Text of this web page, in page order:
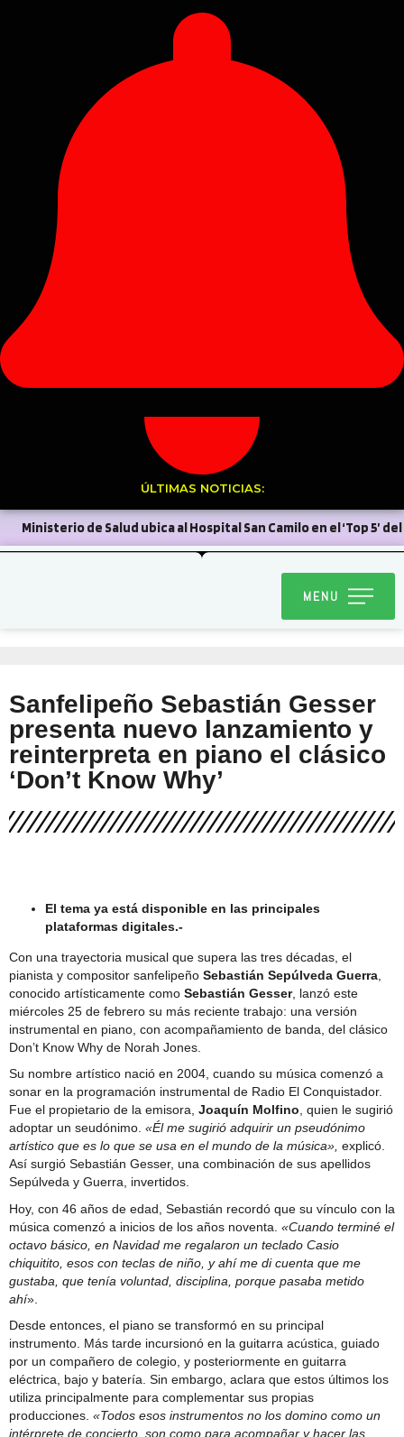
ÚLTIMAS NOTICIAS:
Ministerio de Salud ubica al Hospital San Camilo en el ‘Top 5’ del
Stardance del Liceo Corina Urbina
clasifica al Latinoamericano de Dance World Cup en Argentina
Chilquinta tras problemas a raíz del sistema frontal
Sin dar pelea Unión San Felipe se inclinó por la mínima ante la
Universidad de Chile Delegación Provincial encabeza
Comité Policial junto a Carabineros y PDI
MENU
Sanfelipeño Sebastián Gesser
presenta nuevo lanzamiento y
reinterpreta en piano el clásico
‘Don’t Know Why’
El tema ya está disponible en las principales
plataformas digitales.-
Con una trayectoria musical que supera las tres décadas, el
pianista y compositor sanfelipeño Sebastián Sepúlveda Guerra
conocido artísticamente como Sebastián Gesser, lanzó este
miércoles 25 de febrero su más reciente trabajo: una versión
instrumental en piano, con acompañamiento de banda, del clásico
Don’t Know Why de Norah Jones.
Su nombre artístico nació en 2004, cuando su música comenzó a
sonar en la programación instrumental de Radio El Conquistador.
Fue el propietario de la emisora, Joaquín Molfino, quien le sugirió
adoptar un seudónimo. «Él me sugirió adquirir un pseudónimo
artístico que es lo que se usa en el mundo de la música», explicó.
Así surgió Sebastián Gesser, una combinación de sus apellidos
Sepúlveda y Guerra, invertidos.
Hoy, con 46 años de edad, Sebastián recordó que su vínculo con la
música comenzó a inicios de los años noventa. «Cuando terminé el
octavo básico, en Navidad me regalaron un teclado Casio
chiquitito, esos con teclas de niño, y ahí me di cuenta que me
gustaba, que tenía voluntad, disciplina, porque pasaba metido
ahí».
Desde entonces, el piano se transformó en su principal
instrumento. Más tarde incursionó en la guitarra acústica, guiado
por un compañero de colegio, y posteriormente en guitarra
eléctrica, bajo y batería. Sin embargo, aclara que estos últimos los
utiliza principalmente para complementar sus propias
producciones. «Todos esos instrumentos no los domino como un
intérprete de concierto, son como para acompañar y hacer las